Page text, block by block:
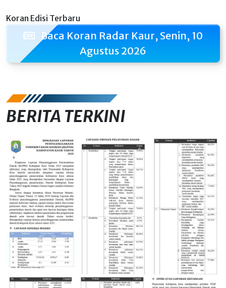
Koran Edisi Terbaru
Baca Koran Radar Kaur, Senin, 10
Agustus 2026
BERITA TERKINI